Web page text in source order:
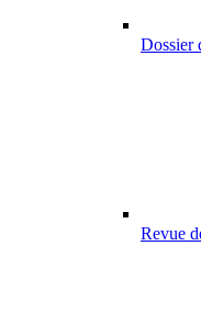
Dossier
Revue